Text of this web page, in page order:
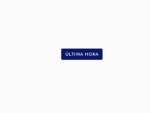
ÚLTIMA HORA